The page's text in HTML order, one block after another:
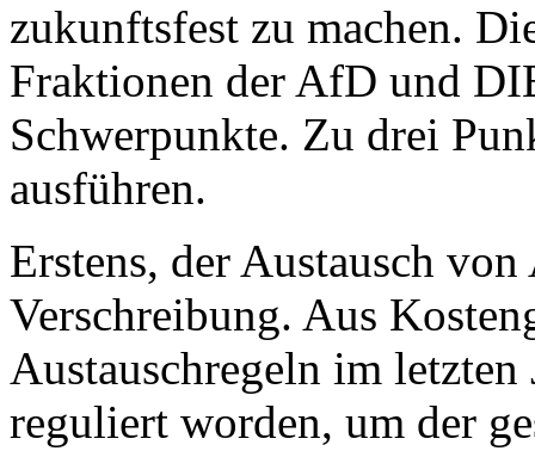
zukunftsfest zu machen.
Fraktionen der AfD und
Schwerpunkte. Zu drei
ausführen.
Erstens, der Austausch
Verschreibung. Aus
Austauschregeln im
reguliert worden, um der